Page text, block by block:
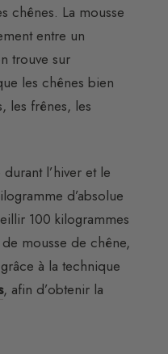
chênes. La mousse
entre un
trouve sur
les chênes bien
les frênes, les
l’hiver et le
d’absolue
100 kilogrammes
mousse de chêne,
à la technique
, afin d’obtenir la